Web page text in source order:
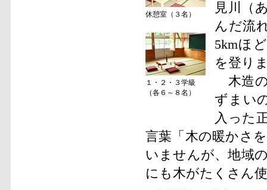
休憩室（３名）
１・２・３学級
（各６～８名）
見川（
んだ流
5kmほ
を登り
木造
ずまい
入った
言葉「木の暖かさ
いませんが、地域
にも木がたくさん